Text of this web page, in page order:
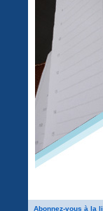
Abonnez-vous à la